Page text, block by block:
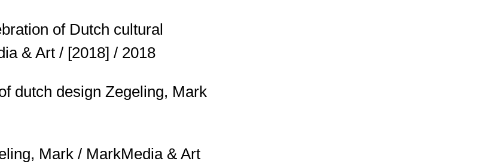
of Dutch cultural
& Art / [2018] / 2018
dutch design Zegeling, Mark
Mark / MarkMedia & Art